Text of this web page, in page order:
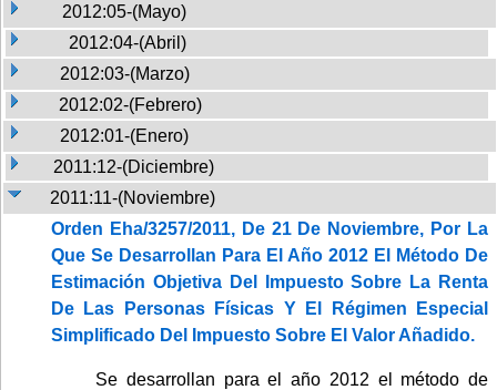
2012:05-(Mayo)
2012:04-(Abril)
2012:03-(Marzo)
2012:02-(Febrero)
2012:01-(Enero)
2011:12-(Diciembre)
2011:11-(Noviembre)
Orden Eha/3257/2011, De 21 De Noviembre, Por La
Que Se Desarrollan Para El Año 2012 El Método De
Estimación Objetiva Del Impuesto Sobre La Renta
De Las Personas Físicas Y El Régimen Especial
Simplificado Del Impuesto Sobre El Valor Añadido.
Se desarrollan para el año 2012 el método de